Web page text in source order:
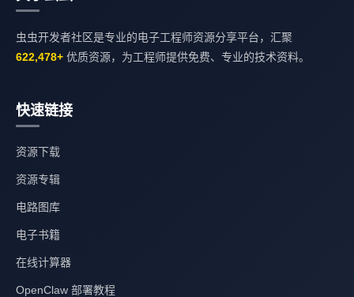
虫虫开发者社区是专业的电子工程师资源分享平台，汇聚
622,478+ 优质资源，为工程师提供免费、专业的技术资料。
快速链接
资源下载
资源专辑
电路图库
电子书籍
在线计算器
OpenClaw 部署教程